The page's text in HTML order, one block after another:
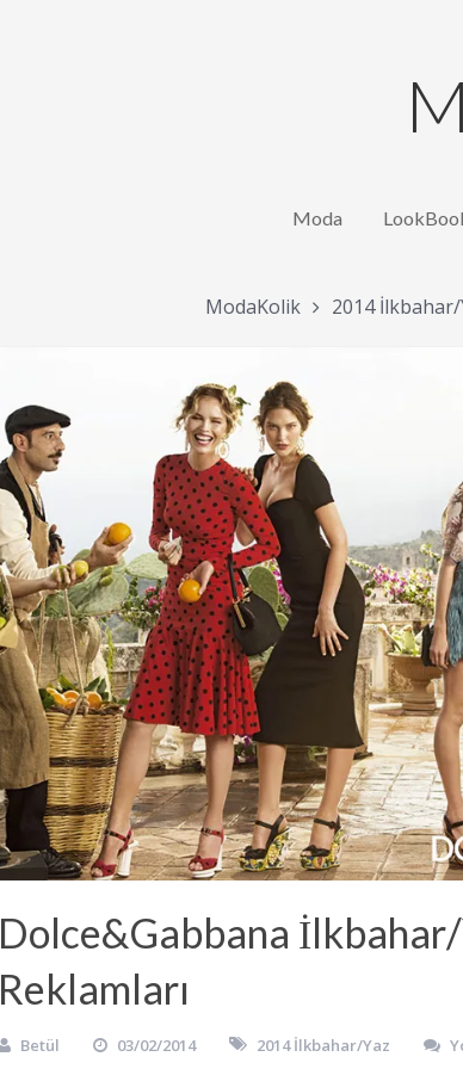
Moda
ModaKolik 2014 İlkbahar/
Dolce&Gabbana
Reklamları
Betül 03/02/2014 2014 İlkbahar/Yaz